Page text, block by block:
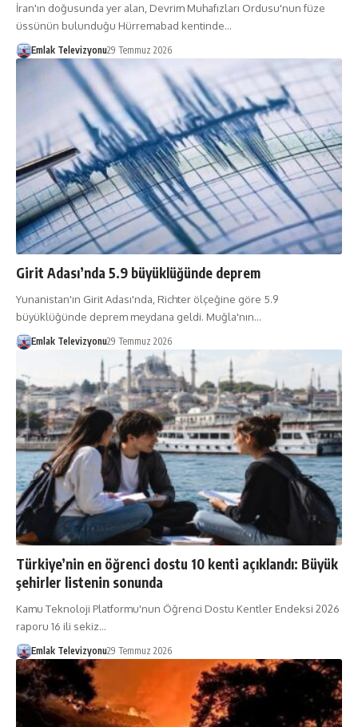
İran'ın doğusunda yer alan, Devrim Muhafızları Ordusu'nun füze
üssünün bulunduğu Hürremabad kentinde…
Emlak Televizyonu29 Temmuz 2026
Girit Adası’nda 5.9 büyüklüğünde deprem
Yunanistan'ın Girit Adası'nda, Richter ölçeğine göre 5.9
büyüklüğünde deprem meydana geldi. Muğla'nın…
Emlak Televizyonu29 Temmuz 2026
Türkiye’nin en öğrenci dostu 10 kenti açıklandı: Büyük
şehirler listenin sonunda
Kamu Teknoloji Platformu'nun Öğrenci Dostu Kentler Endeksi 2026
raporu 16 ili sekiz…
Emlak Televizyonu29 Temmuz 2026